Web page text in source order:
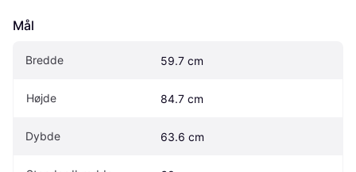
Mål
Bredde 59.7 cm
Højde 84.7 cm
Dybde 63.6 cm